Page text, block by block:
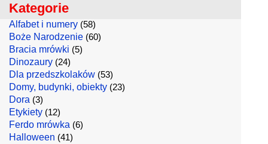
Kategorie
Alfabet i numery (58)
Boże Narodzenie (60)
Bracia mrówki (5)
Dinozaury (24)
Dla przedszkolaków (53)
Domy, budynki, obiekty (23)
Dora (3)
Etykiety (12)
Ferdo mrówka (6)
Halloween (41)